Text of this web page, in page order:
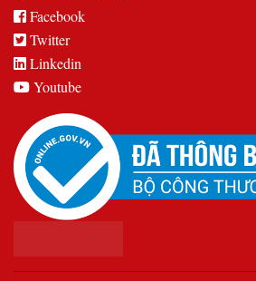
Facebook
Twitter
Linkedin
Youtube